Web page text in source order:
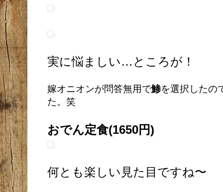
実に悩ましい…ところが！
嫁オニオンが問答無用で鯵を選択したの
た。笑
おでん定食(1650円)
何とも楽しい見た目ですね〜